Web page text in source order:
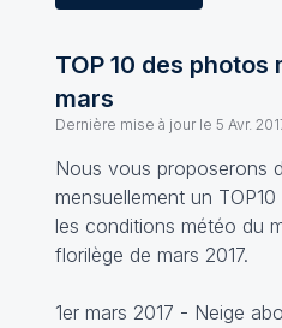
TOP 10 des photos
mars
Dernière mise à jour le 5 Avr.
Nous vous proposerons
mensuellement un
les conditions météo du
florilège de mars 2017.
1er mars 2017 - Neige